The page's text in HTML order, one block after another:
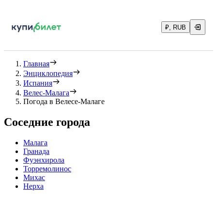
₽, RUB
Главная
Энциклопедия
Испания
Велес-Малага
Погода в Велесе-Малаге
Соседние города
Малага
Гранада
Фуэнхирола
Торремолинос
Михас
Нерха